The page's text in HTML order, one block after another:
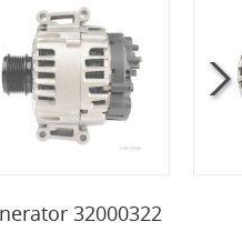
32000322